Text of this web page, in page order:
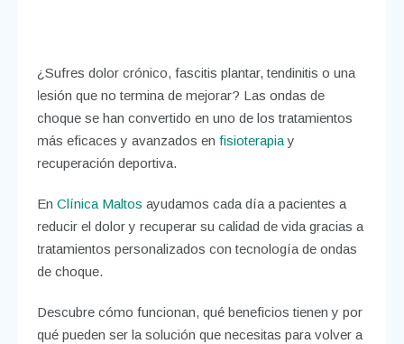
¿Sufres dolor crónico, fascitis plantar, tendinitis o una
lesión que no termina de mejorar? Las ondas de
choque se han convertido en uno de los tratamientos
más eficaces y avanzados enfisioterapiay
recuperación deportiva.
EnClínica Maltos ayudamos cada día a pacientes a
reducir el dolor y recuperar su calidad de vida gracias a
tratamientos personalizados con tecnología de ondas
de choque.
Descubre cómo funcionan, qué beneficios tienen y por
qué pueden ser la solución que necesitas para volver a